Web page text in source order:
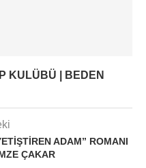
KULÜBÜ | BEDEN
ADAM” ROMANI
ÇAKAR